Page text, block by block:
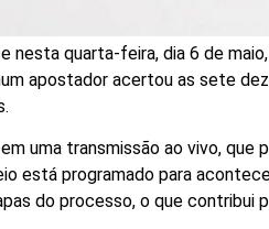
quarta-feira, dia 6 de
apostador acertou as sete
uma transmissão ao vivo, que
está programado para
do processo, o que contribui